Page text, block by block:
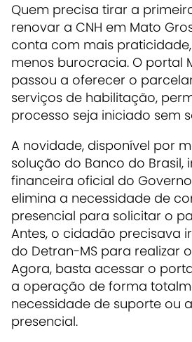
Quem precisa tirar a
renovar a CNH em Mato
conta com mais
menos burocracia. O portal
passou a oferecer o
serviços de habilitação,
processo seja iniciado sem
A novidade, disponível por
solução do Banco do Brasil,
financeira oficial do
elimina a necessidade de
presencial para solicitar o
Antes, o cidadão precisava
do Detran-MS para realizar
Agora, basta acessar o
a operação de forma
necessidade de suporte ou
presencial.